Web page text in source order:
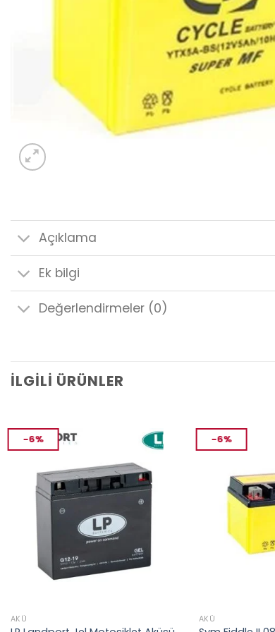
Açıklama
Ek bilgi
Değerlendirmeler (0)
İLGILI ÜRÜNLER
-6%
AKÜ
-6%
AKÜ